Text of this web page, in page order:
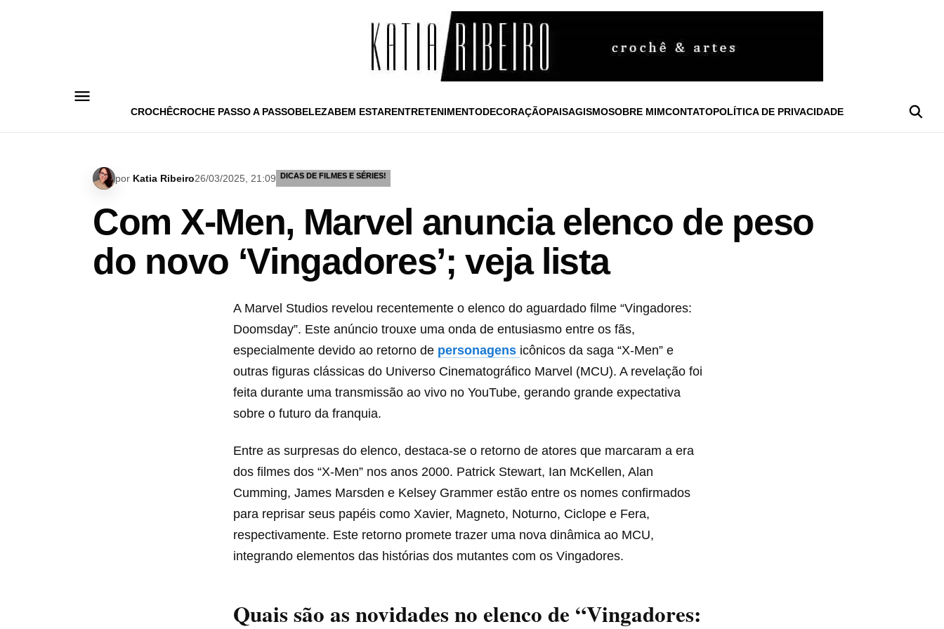
CROCHÊCROCHE PASSO A PASSOBELEZABEM ESTARENTRETENIMENTODECORAÇÃOPAISAGISMOSOBRE MIMCONTATOPOLÍTICA DE PRIVACIDADE
por Katia Ribeiro26/03/2025, 21:09 DICAS DE FILMES E SÉRIES!
Com X-Men, Marvel anuncia elenco de peso
do novo ‘Vingadores’; veja lista
A Marvel Studios revelou recentemente o elenco do aguardado filme “Vingadores:
Doomsday”. Este anúncio trouxe uma onda de entusiasmo entre os fãs,
especialmente devido ao retorno de personagens icônicos da saga “X-Men” e
outras figuras clássicas do Universo Cinematográfico Marvel (MCU). A revelação foi
feita durante uma transmissão ao vivo no YouTube, gerando grande expectativa
sobre o futuro da franquia.
Entre as surpresas do elenco, destaca-se o retorno de atores que marcaram a era
dos filmes dos “X-Men” nos anos 2000. Patrick Stewart, Ian McKellen, Alan
Cumming, James Marsden e Kelsey Grammer estão entre os nomes confirmados
para reprisar seus papéis como Xavier, Magneto, Noturno, Ciclope e Fera,
respectivamente. Este retorno promete trazer uma nova dinâmica ao MCU,
integrando elementos das histórias dos mutantes com os Vingadores.
Quais são as novidades no elenco de “Vingadores: